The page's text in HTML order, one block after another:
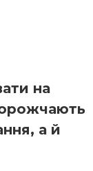
на
а й